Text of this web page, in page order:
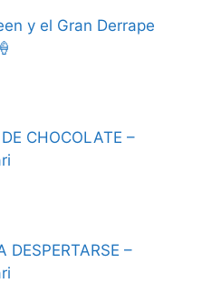
y el Gran Derrape
CHOCOLATE –
DESPERTARSE –